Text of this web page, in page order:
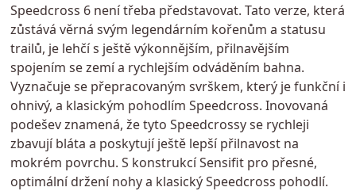
Speedcross 6 není třeba představovat. Tato verze, která
zůstává věrná svým legendárním kořenům a statusu
trailů, je lehčí s ještě výkonnějším, přilnavějším
spojením se zemí a rychlejším odváděním bahna.
Vyznačuje se přepracovaným svrškem, který je funkční i
ohnivý, a klasickým pohodlím Speedcross. Inovovaná
podešev znamená, že tyto Speedcrossy se rychleji
zbavují bláta a poskytují ještě lepší přilnavost na
mokrém povrchu. S konstrukcí Sensifit pro přesné,
optimální držení nohy a klasický Speedcross pohodlí.